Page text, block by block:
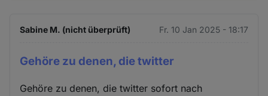
Sabine M. (nicht überprüft) Fr. 10 Jan 2025 - 18:17
Gehöre zu denen, die twitter
Gehöre zu denen, die twitter sofort nach